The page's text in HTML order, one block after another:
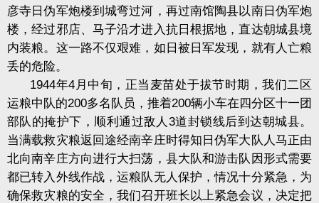
彦寺日伪军炮楼到城弯过河，再过南馆陶县以南日伪军炮
楼，经过邪店、马子沿才进入抗日根据地，直达朝城县境
内装粮。这一路不仅艰难，如日被日军发现，就有人亡粮
丢的危险。
1944年4月中旬，正当麦苗处于拔节时期，我们二区
运粮中队的200多名队员，推着200辆小车在四分区十一团
部队的掩护下，顺利通过敌人3道封锁线后到达朝城县。
当满载救灾粮返回途经南辛庄时得知日伪军大队人马正由
北向南辛庄方向进行大扫荡，县大队和游击队因形式需要
都已转入外线作战，运粮队无人保护，情况十分紧急，为
确保救灾粮的安全，我们召开班长以上紧急会议，决定把